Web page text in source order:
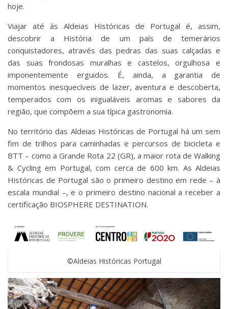
hoje.
Viajar até às Aldeias Históricas de Portugal é, assim,
descobrir a História de um país de temerários
conquistadores, através das pedras das suas calçadas e
das suas frondosas muralhas e castelos, orgulhosa e
imponentemente erguidos. É, ainda, a garantia de
momentos inesquecíveis de lazer, aventura e descoberta,
temperados com os inigualáveis aromas e sabores da
região, que compõem a sua típica gastronomia.
No território das Aldeias Históricas de Portugal há um sem
fim de trilhos para caminhadas e percursos de bicicleta e
BTT – como a Grande Rota 22 (GR), a maior rota de Walking
& Cycling em Portugal, com cerca de 600 km. As Aldeias
Históricas de Portugal são o primeiro destino em rede – à
escala mundial –, e o primeiro destino nacional a receber a
certificação BIOSPHERE DESTINATION.
©Aldeias Históricas Portugal